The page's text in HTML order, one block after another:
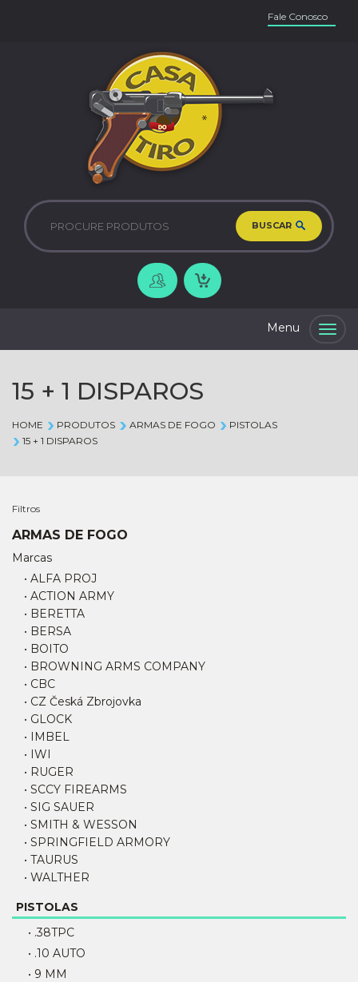
Fale Conosco
BUSCAR
15 + 1 DISPAROS
HOME PRODUTOS ARMAS DE FOGO
PISTOLAS
15 + 1 DISPAROS
Filtros
ARMAS DE FOGO
Marcas
• ALFA PROJ
• ACTION ARMY
• BERETTA
• BERSA
• BOITO
• BROWNING ARMS COMPANY
• CBC
• CZ Česká Zbrojovka
• GLOCK
• IMBEL
• IWI
• RUGER
• SCCY FIREARMS
• SIG SAUER
• SMITH & WESSON
• SPRINGFIELD ARMORY
• TAURUS
• WALTHER
PISTOLAS
• .38TPC
• .10 AUTO
• 9 MM